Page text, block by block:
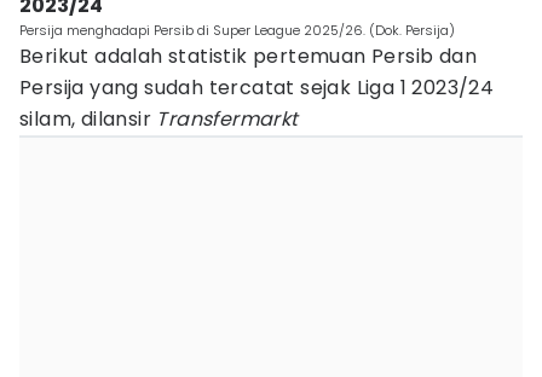
Persija menghadapi Persib di Super League 2025/26. (Dok. Persija)
Berikut adalah statistik pertemuan Persib dan
Persija yang sudah tercatat sejak Liga 1 2023/24
silam, dilansir Transfermarkt